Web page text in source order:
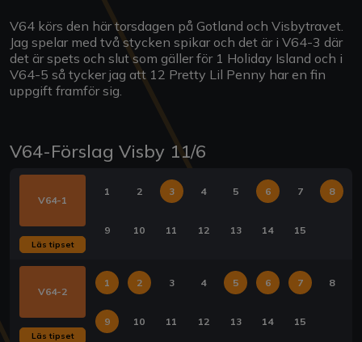
V64 körs den här torsdagen på Gotland och Visbytravet.
Jag spelar med två stycken spikar och det är i V64-3 där
det är spets och slut som gäller för 1 Holiday Island och i
V64-5 så tycker jag att 12 Pretty Lil Penny har en fin
uppgift framför sig.
V64-Förslag Visby 11/6
V64-1
Läs tipset
1 2 3 4 5 6 7 8
9 10 11 12 13 14 15
V64-2
Läs tipset
1 2 3 4 5 6 7 8
9 10 11 12 13 14 15